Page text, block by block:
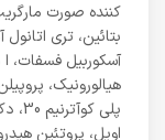
بتائین، تری
آسکوربیل فسفات، ا
هیالورونیک،
اویل، پروتئین